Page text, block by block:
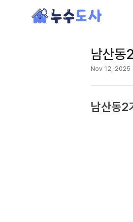
남산동
Nov 12, 2025
남산동2